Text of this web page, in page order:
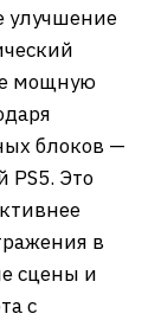
улучшение
мощную
блоков —
PS5. Это
в
сцены и
с